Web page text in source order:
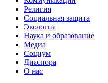
Религия
Социальная защита
Экология
Наука и образование
Медиа
Социум
Диаспора
О нас